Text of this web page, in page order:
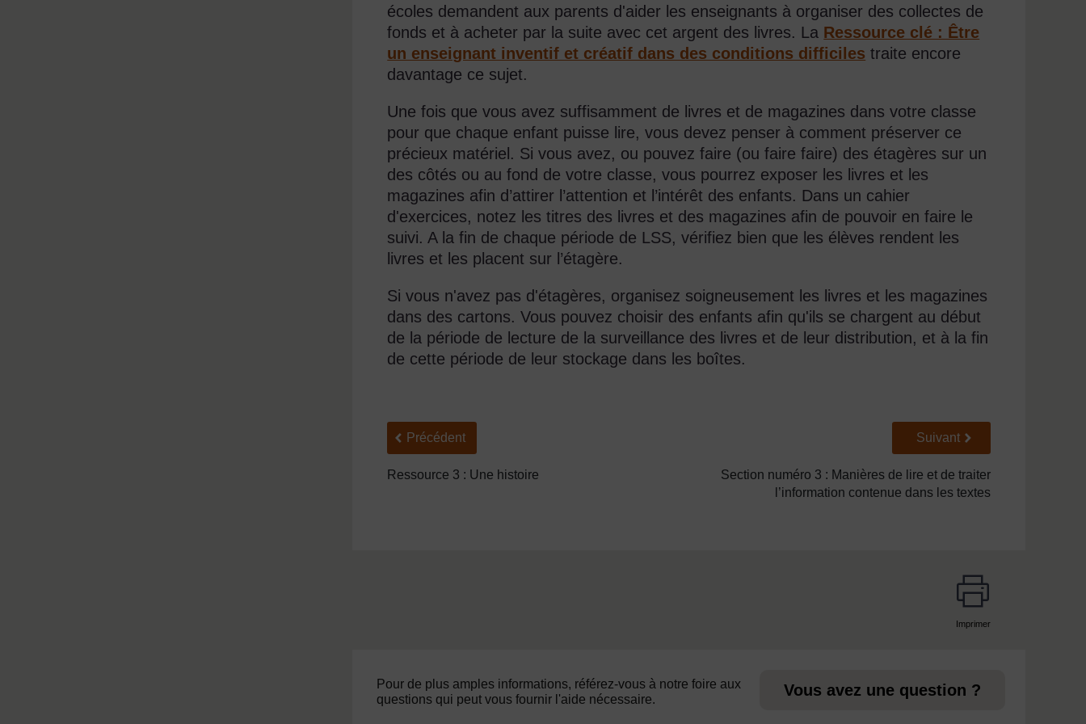
écoles demandent aux parents d'aider les enseignants à organiser des collectes de
fonds et à acheter par la suite avec cet argent des livres. La Ressource clé : Être
un enseignant inventif et créatif dans des conditions difficiles traite encore
davantage ce sujet.
Une fois que vous avez suffisamment de livres et de magazines dans votre classe
pour que chaque enfant puisse lire, vous devez penser à comment préserver ce
précieux matériel. Si vous avez, ou pouvez faire (ou faire faire) des étagères sur un
des côtés ou au fond de votre classe, vous pourrez exposer les livres et les
magazines afin d’attirer l’attention et l’intérêt des enfants. Dans un cahier
d'exercices, notez les titres des livres et des magazines afin de pouvoir en faire le
suivi. A la fin de chaque période de LSS, vérifiez bien que les élèves rendent les
livres et les placent sur l’étagère.
Si vous n'avez pas d'étagères, organisez soigneusement les livres et les magazines
dans des cartons. Vous pouvez choisir des enfants afin qu'ils se chargent au début
de la période de lecture de la surveillance des livres et de leur distribution, et à la fin
de cette période de leur stockage dans les boîtes.
Précédent
Précédent
Ressource 3 : Une histoire
Suivant
Suivant
Section numéro 3 : Manières de lire et de traiter
l’information contenue dans les textes
Imprimer
Pour de plus amples informations, référez-vous à notre foire aux
questions qui peut vous fournir l'aide nécessaire.
Vous avez une question ?